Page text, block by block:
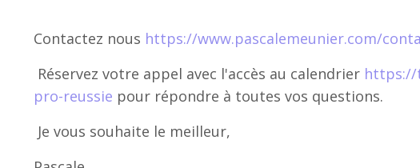
Contactez nous https://www.pascalemeunier.com/
Réservez votre appel avec l'accès au calendrier https://
pro-reussie pour répondre à toutes vos questions.
Je vous souhaite le meilleur,